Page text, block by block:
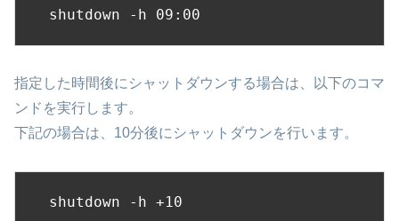
shutdown -h 09:00
指定した時間後にシャットダウンする場合は、以下のコマ
ンドを実行します。
下記の場合は、10分後にシャットダウンを行います。
shutdown -h +10